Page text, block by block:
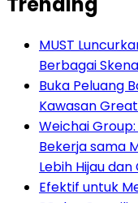
MUST
Berbagai
Buka Peluang
Kawasan
Weichai
Bekerja sama
Lebih Hijau
Efektif untuk